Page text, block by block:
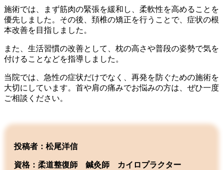
施術では、まず筋肉の緊張を緩和し、柔軟性を高めることを
優先しました。その後、頚椎の矯正を行うことで、症状の根
本改善を目指しました。
また、生活習慣の改善として、枕の高さや普段の姿勢で気を
付けることなどを指導しました。
当院では、急性の症状だけでなく、再発を防ぐための施術を
大切にしています。首や肩の痛みでお悩みの方は、ぜひ一度
ご相談ください。
投稿者：松尾洋信
資格：柔道整復師 鍼灸師 カイロプラクター